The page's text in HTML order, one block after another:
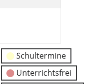
Schultermine
Unterrichtsfrei